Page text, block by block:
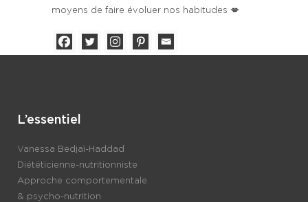
moyens de faire évoluer nos habitudes 💋
L’essentiel
Vanessa Bedjaï-Haddad
Diététicienne-nutritionniste
Approche comportementale
& psycho-nutrition